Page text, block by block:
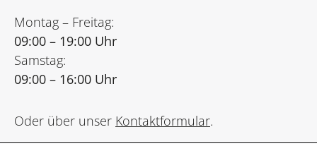
Montag – Freitag:
09:00 – 19:00 Uhr
Samstag:
09:00 – 16:00 Uhr
Oder über unser Kontaktformular.